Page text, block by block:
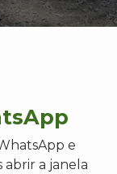
e
abrir a janela